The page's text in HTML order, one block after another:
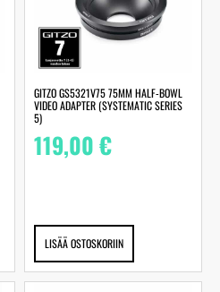
GITZO GS5321V75 75MM HALF-BOWL
VIDEO ADAPTER (SYSTEMATIC SERIES
5)
119,00€
LISÄÄ OSTOSKORIIN